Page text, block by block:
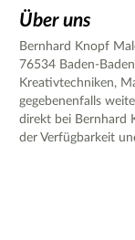
Über uns
Bernhard Knopf
76534 Baden-
Kreativtechniken,
gegebenenfalls
direkt bei Bernhard
der Verfügbarkeit